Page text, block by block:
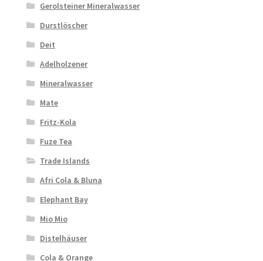
Gerolsteiner Mineralwasser
Durstlöscher
Deit
Adelholzener
Mineralwasser
Mate
Fritz-Kola
Fuze Tea
Trade Islands
Afri Cola & Bluna
Elephant Bay
Mio Mio
Distelhäuser
Cola & Orange